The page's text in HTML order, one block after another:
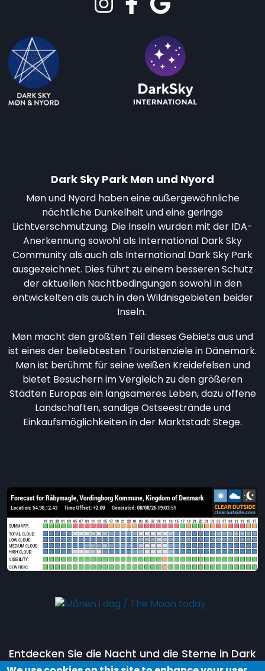
Dark Sky Park Møn und Nyord
Møn und Nyord haben eine außergewöhnliche
nächtliche Dunkelheit und eine geringe
Lichtverschmutzung. Die Inseln wurden mit der IDA-
Anerkennung sowohl als International Dark Sky
Community als auch als International Dark Sky Park
ausgezeichnet. Dies führt zu einem besseren Schutz
der aktuellen Nachtbedingungen sowohl in den
entwickelten als auch in den Wildnisgebieten beider
Inseln.
Møn macht den größten Teil dieses Gebiets aus und
ist eines der beliebtesten Touristenziele in Dänemark.
Møn ist berühmt für seine weißen Kreidefelsen und
bietet Besuchern im Vergleich zu den größeren
Städten Europas ein langsameres Leben, dazu offene
Landschaften, sandige Ostseestrände und
Einkaufsmöglichkeiten in der Marktstadt Stege.
Entdecken Sie die Nacht und die Sterne in Dark